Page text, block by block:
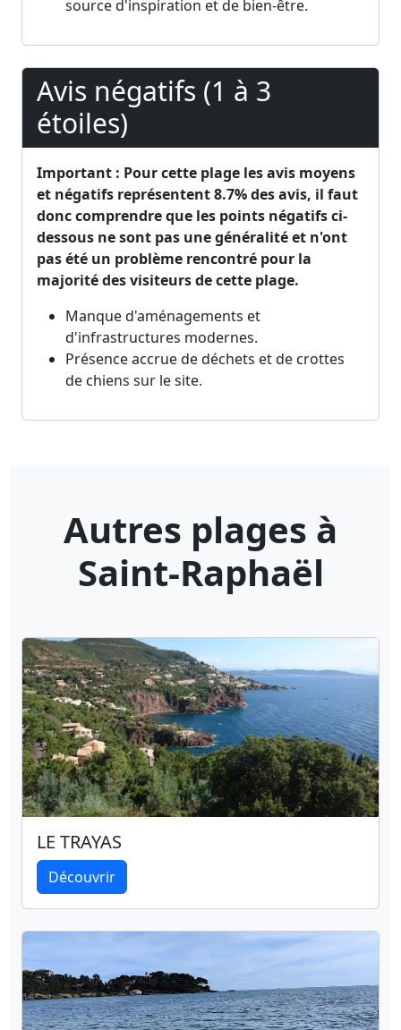
source d'inspiration et de bien-être.
Avis négatifs (1 à 3
étoiles)
Important : Pour cette plage les avis moyens
et négatifs représentent 8.7% des avis, il faut
donc comprendre que les points négatifs ci-
dessous ne sont pas une généralité et n'ont
pas été un problème rencontré pour la
majorité des visiteurs de cette plage.
Manque d'aménagements et
d'infrastructures modernes.
Présence accrue de déchets et de crottes
de chiens sur le site.
Autres plages à
Saint-Raphaël
LE TRAYAS
Découvrir